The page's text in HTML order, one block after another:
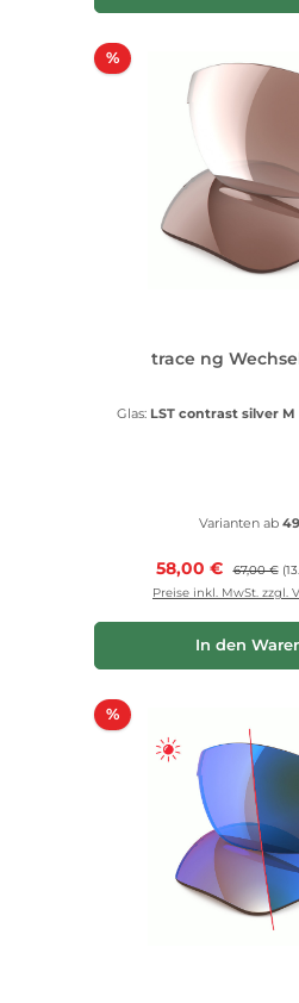
%Rabatt
trace ng
Glas: LST contrast silver M
Varianten ab
Verkaufspreis:
58,00 € Regulärer
67,00 €
Preise inkl. MwSt. zzgl.
In den
%Rabatt